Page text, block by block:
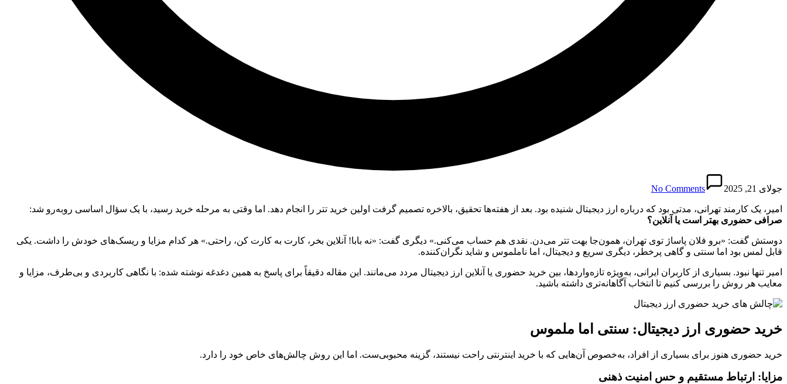
جولای 21, 2025 No Comments
امیر، یک کارمند تهرانی، مدتی بود که درباره ارز دیجیتال شنیده بود. بعد از هفته‌ها تحقیق، بالاخره تصمیم گرفت اولین خرید تتر را انجام دهد. اما وقتی به مرحله خرید رسید، با یک سؤال اساسی روبه‌رو شد:
صرافی حضوری بهتر است یا آنلاین؟
دوستش گفت: «برو فلان پاساژ توی تهران، همون‌جا بهت تتر می‌دن. نقدی هم حساب می‌کنی.» دیگری گفت: «نه بابا! آنلاین بخر، کارت به کارت کن، راحتی.» هر کدام مزایا و ریسک‌های خودش را داشت. یکی
قابل لمس بود اما سنتی و گاهی پرخطر، دیگری سریع و دیجیتال، اما ناملموس و شاید نگران‌کننده.
امیر تنها نبود. بسیاری از کاربران ایرانی، به‌ویژه تازه‌واردها، بین خرید حضوری یا آنلاین ارز دیجیتال مردد می‌مانند. این مقاله دقیقاً برای پاسخ به همین دغدغه نوشته شده: با نگاهی کاربردی و بی‌طرف، مزایا و
معایب هر روش را بررسی کنیم تا انتخاب آگاهانه‌تری داشته باشید.
خرید حضوری ارز دیجیتال: سنتی اما ملموس
خرید حضوری هنوز برای بسیاری از افراد، به‌خصوص آن‌هایی که با خرید اینترنتی راحت نیستند، گزینه محبوبی‌ست. اما این روش چالش‌های خاص خود را دارد.
مزایا: ارتباط مستقیم و حس امنیت ذهنی